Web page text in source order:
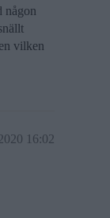
någon
vilken
16:02